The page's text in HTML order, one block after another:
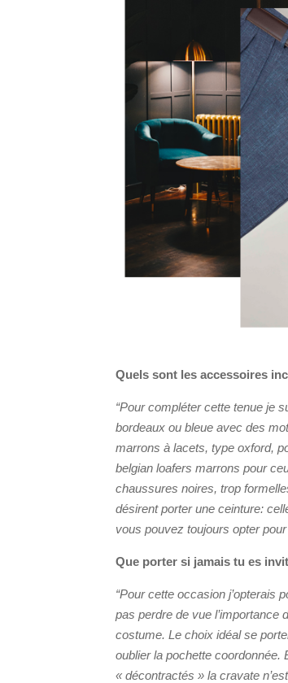
Quels sont les accessoires
“Pour compléter cette tenue je
bordeaux ou bleue avec des
marrons à lacets, type oxford,
belgian loafers marrons pour
chaussures noires, trop
désirent porter une ceinture:
vous pouvez toujours opter
Que porter si jamais tu es
“Pour cette occasion j’opterais
pas perdre de vue
costume. Le choix idéal se
oublier la pochette coordonnée.
« décontractés » la cravate